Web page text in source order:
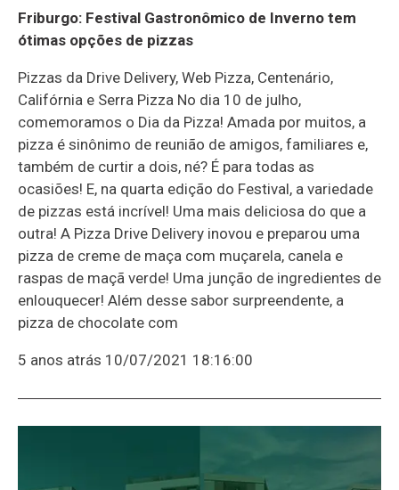
Friburgo: Festival Gastronômico de Inverno tem
ótimas opções de pizzas
Pizzas da Drive Delivery, Web Pizza, Centenário,
Califórnia e Serra Pizza No dia 10 de julho,
comemoramos o Dia da Pizza! Amada por muitos, a
pizza é sinônimo de reunião de amigos, familiares e,
também de curtir a dois, né? É para todas as
ocasiões! E, na quarta edição do Festival, a variedade
de pizzas está incrível! Uma mais deliciosa do que a
outra! A Pizza Drive Delivery inovou e preparou uma
pizza de creme de maça com muçarela, canela e
raspas de maçã verde! Uma junção de ingredientes de
enlouquecer! Além desse sabor surpreendente, a
pizza de chocolate com
5 anos atrás 10/07/2021 18:16:00